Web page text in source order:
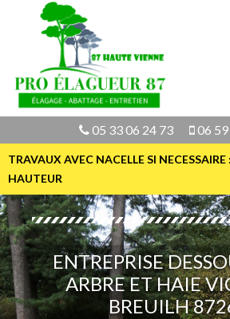
05 33 06 24 73 06
TRAVAUX AVEC NACELLE SI NECESSAIRE
HAUTEUR
ENTREPRISE
ARBRE ET HAIE
BREUILH